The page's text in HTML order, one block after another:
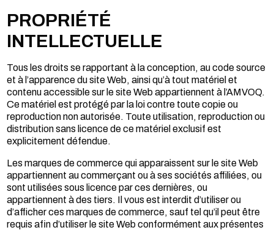
PROPRIÉTÉ
INTELLECTUELLE
Tous les droits se rapportant à la conception, au code source
et à l’apparence du site Web, ainsi qu’à tout matériel et
contenu accessible sur le site Web appartiennent à l’AMVOQ.
Ce matériel est protégé par la loi contre toute copie ou
reproduction non autorisée. Toute utilisation, reproduction ou
distribution sans licence de ce matériel exclusif est
explicitement défendue.
Les marques de commerce qui apparaissent sur le site Web
appartiennent au commerçant ou à ses sociétés affiliées, ou
sont utilisées sous licence par ces dernières, ou
appartiennent à des tiers. Il vous est interdit d’utiliser ou
d’afficher ces marques de commerce, sauf tel qu’il peut être
requis afin d’utiliser le site Web conformément aux présentes